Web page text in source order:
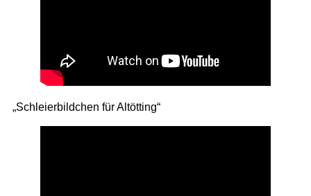
„Schleierbildchen für Altötting“